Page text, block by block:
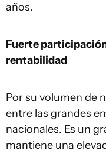
años.
Fuerte
rentabilidad
Por su volumen de
entre las grandes
nacionales. Es un
mantiene una